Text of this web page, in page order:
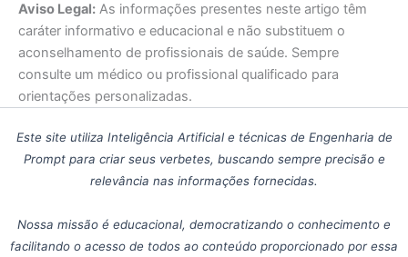
Aviso Legal: As informações presentes neste artigo têm
caráter informativo e educacional e não substituem o
aconselhamento de profissionais de saúde. Sempre
consulte um médico ou profissional qualificado para
orientações personalizadas.
Este site utiliza Inteligência Artificial e técnicas de Engenharia de
Prompt para criar seus verbetes, buscando sempre precisão e
relevância nas informações fornecidas.
Nossa missão é educacional, democratizando o conhecimento e
facilitando o acesso de todos ao conteúdo proporcionado por essa